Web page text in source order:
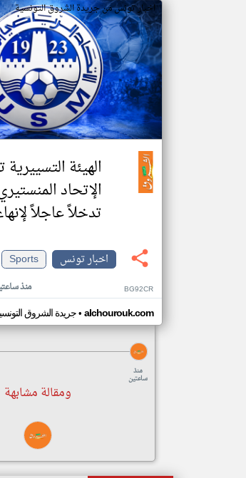
اخبار تونس من جريدة الشروق التونسية
الهيئة
الإتحاد
تدخلاً عاجلاً
اخبار تونس
Sports
منذ BG92CR
جريدة الشروق• alchourouk.com
منذ
ساعتين
ومقالة مشابهة